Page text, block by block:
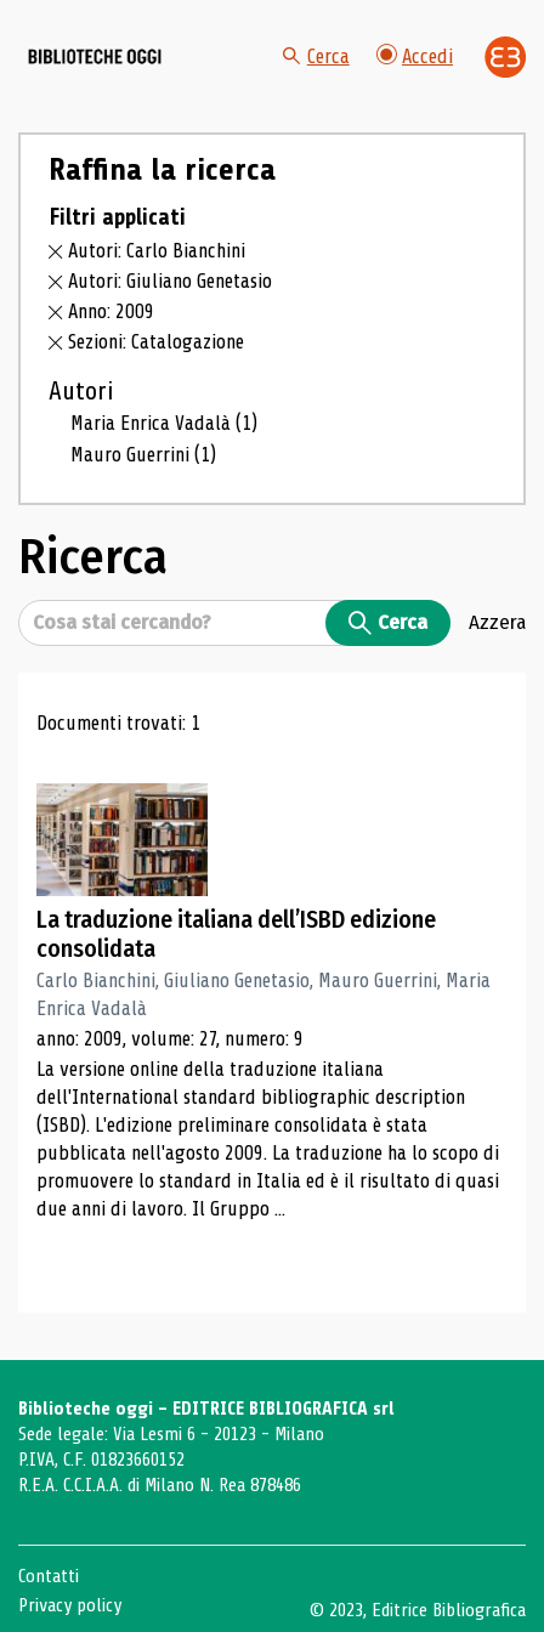
Cerca Accedi
Raffina la ricerca
Filtri applicati
Autori: Carlo Bianchini
Autori: Giuliano Genetasio
Anno: 2009
Sezioni: Catalogazione
Autori
Maria Enrica Vadalà(1)
Mauro Guerrini(1)
Ricerca
Cerca Cerca Azzera
Risultati di ricerca
Documenti trovati: 1
La traduzione italiana dell’ISBD edizione
consolidata
Carlo Bianchini, Giuliano Genetasio, Mauro Guerrini, Maria
Enrica Vadalà
anno: 2009, volume: 27, numero: 9
La versione online della traduzione italiana
dell'International standard bibliographic description
(ISBD). L'edizione preliminare consolidata è stata
pubblicata nell'agosto 2009. La traduzione ha lo scopo di
promuovere lo standard in Italia ed è il risultato di quasi
due anni di lavoro. Il Gruppo ...
Biblioteche oggi - EDITRICE BIBLIOGRAFICA srl
Sede legale: Via Lesmi 6 - 20123 - Milano
P.IVA, C.F. 01823660152
R.E.A. C.C.I.A.A. di Milano N. Rea 878486
Contatti
Privacy policy
© 2023, Editrice Bibliografica